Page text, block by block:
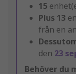
15
Plus 13
från en
den 23
Behöver du